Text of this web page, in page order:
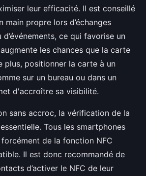
leur efficacité. Il est conseillé
main propre lors d’échanges
ce qui favorise un
les chances que la carte
plus, positionner la carte à un
sur un bureau ou dans un
d'accroître sa visibilité.
sans accroc, la vérification de la
Tous les smartphones
de la fonction NFC
Il est donc recommandé de
d’activer le NFC de leur